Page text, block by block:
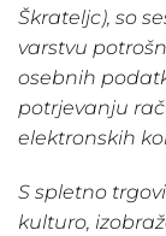
Škrateljc), so
varstvu
osebnih
potrjevanju
elektronskih
S spletno
kulturo,